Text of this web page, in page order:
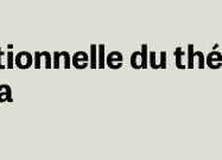
du thé